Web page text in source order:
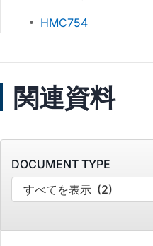
HMC754
関連資料
DOCUMENT TYPE
すべてを表示 (2)